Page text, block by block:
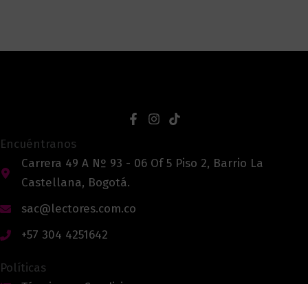
Encuéntranos
Carrera 49 A Nº 93 - 06 Of 5 Piso 2, Barrio La
Castellana, Bogotá.
sac@lectores.com.co
+57 304 4251642
Políticas